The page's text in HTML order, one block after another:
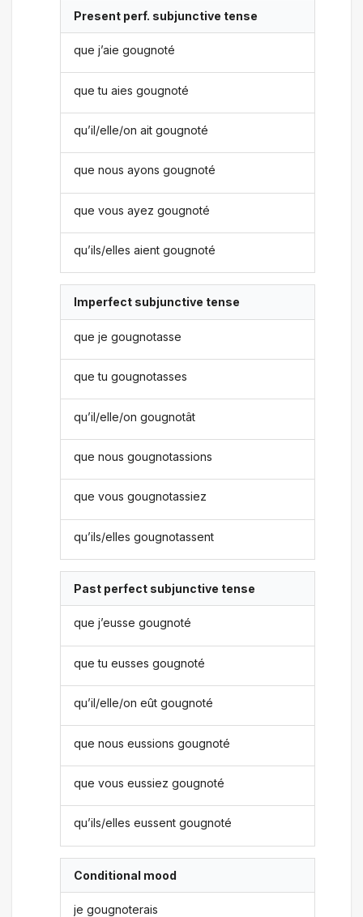
Present perf. subjunctive tense
que j’aie gougnoté
que tu aies gougnoté
qu’il/elle/on ait gougnoté
que nous ayons gougnoté
que vous ayez gougnoté
qu’ils/elles aient gougnoté
Imperfect subjunctive tense
que je gougnotasse
que tu gougnotasses
qu’il/elle/on gougnotât
que nous gougnotassions
que vous gougnotassiez
qu’ils/elles gougnotassent
Past perfect subjunctive tense
que j’eusse gougnoté
que tu eusses gougnoté
qu’il/elle/on eût gougnoté
que nous eussions gougnoté
que vous eussiez gougnoté
qu’ils/elles eussent gougnoté
Conditional mood
je gougnoterais